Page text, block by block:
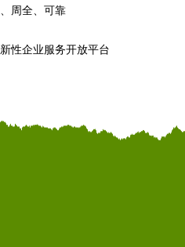
周全、可靠
性企业服务开放平台